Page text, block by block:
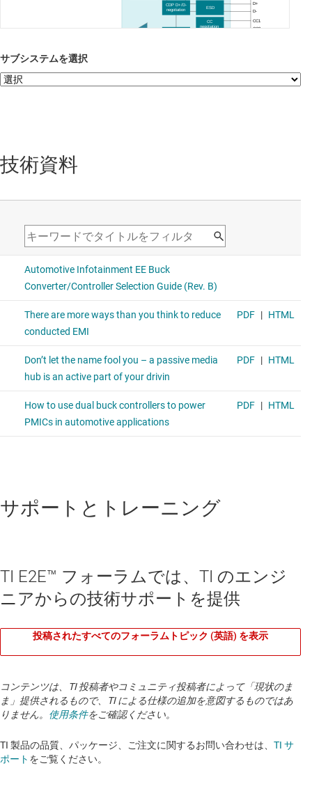
CC2
CC1
D+
D-
CC
negotiation
CDP D+/D-
negotiation
ESD
サブシステムを選択
技術資料
サポートとトレーニング
TI E2E™ フォーラムでは、TI のエンジ
ニアからの技術サポートを提供
投稿されたすべてのフォーラムトピック (英語) を表示
コンテンツは、TI 投稿者やコミュニティ投稿者によって「現状のま
ま」提供されるもので、TI による仕様の追加を意図するものではあ
りません。 使用条件をご確認ください。
TI 製品の品質、パッケージ、ご注文に関するお問い合わせは、 TI サ
ポート をご覧ください。